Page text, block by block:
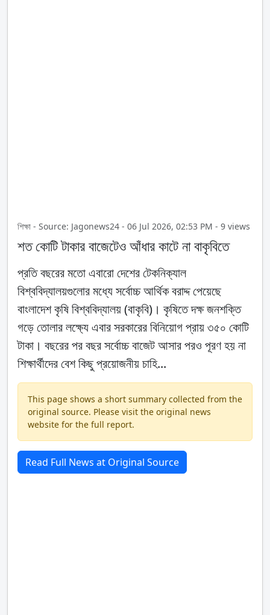
শিক্ষা - Source: Jagonews24 - 06 Jul 2026, 02:53 PM - 9 views
শত কোটি টাকার বাজেটেও আঁধার কাটে না বাকৃবিতে
প্রতি বছরের মতো এবারো দেশের টেকনিক্যাল
বিশ্ববিদ্যালয়গুলোর মধ্যে সর্বোচ্চ আর্থিক বরাদ্দ পেয়েছে
বাংলাদেশ কৃষি বিশ্ববিদ্যালয় (বাকৃবি)। কৃষিতে দক্ষ জনশক্তি
গড়ে তোলার লক্ষ্যে এবার সরকারের বিনিয়োগ প্রায় ৩৫০ কোটি
টাকা। বছরের পর বছর সর্বোচ্চ বাজেট আসার পরও পূরণ হয় না
শিক্ষার্থীদের বেশ কিছু প্রয়োজনীয় চাহি...
This page shows a short summary collected from the
original source. Please visit the original news
website for the full report.
Read Full News at Original Source